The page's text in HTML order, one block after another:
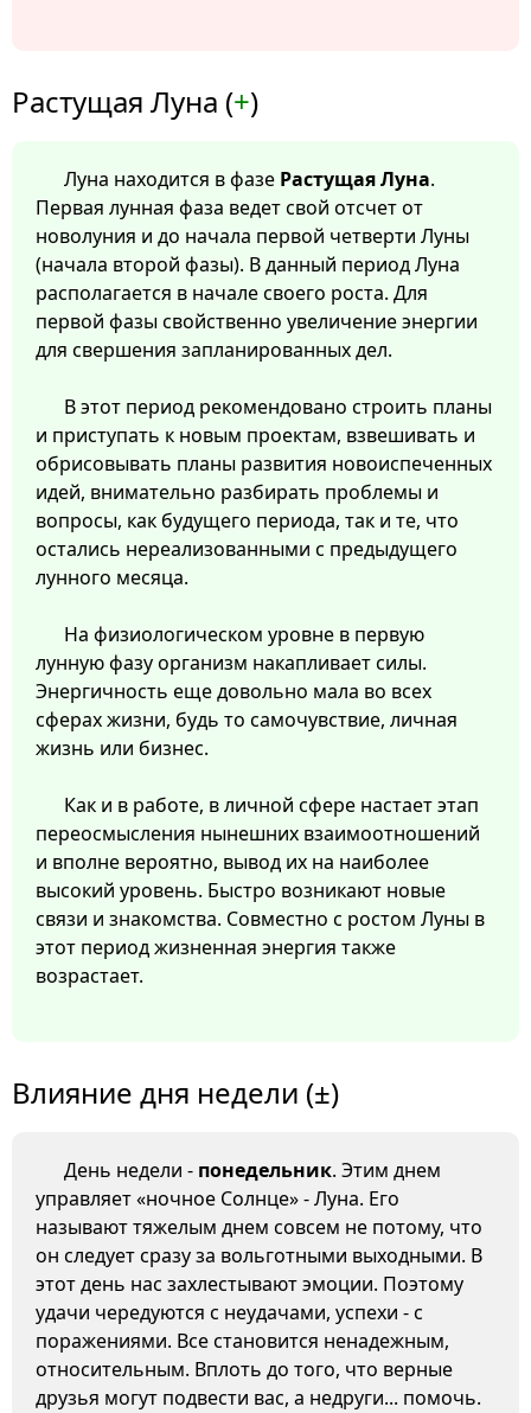
Растущая Луна (+)
Луна находится в фазе Растущая Луна.
Первая лунная фаза ведет свой отсчет от
новолуния и до начала первой четверти Луны
(начала второй фазы). В данный период Луна
располагается в начале своего роста. Для
первой фазы свойственно увеличение энергии
для свершения запланированных дел.
В этот период рекомендовано строить планы
и приступать к новым проектам, взвешивать и
обрисовывать планы развития новоиспеченных
идей, внимательно разбирать проблемы и
вопросы, как будущего периода, так и те, что
остались нереализованными с предыдущего
лунного месяца.
На физиологическом уровне в первую
лунную фазу организм накапливает силы.
Энергичность еще довольно мала во всех
сферах жизни, будь то самочувствие, личная
жизнь или бизнес.
Как и в работе, в личной сфере настает этап
переосмысления нынешних взаимоотношений
и вполне вероятно, вывод их на наиболее
высокий уровень. Быстро возникают новые
связи и знакомства. Совместно с ростом Луны в
этот период жизненная энергия также
возрастает.
Влияние дня недели (±)
День недели - понедельник. Этим днем
управляет «ночное Солнце» - Луна. Его
называют тяжелым днем совсем не потому, что
он следует сразу за вольготными выходными. В
этот день нас захлестывают эмоции. Поэтому
удачи чередуются с неудачами, успехи - с
поражениями. Все становится ненадежным,
относительным. Вплоть до того, что верные
друзья могут подвести вас, а недруги... помочь.